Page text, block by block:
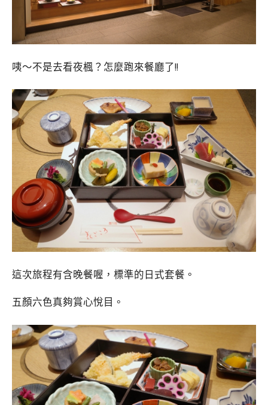
咦～不是去看夜楓？怎麼跑來餐廳了!!
這次旅程有含晚餐喔，標準的日式套餐。
五顏六色真夠賞心悅目。